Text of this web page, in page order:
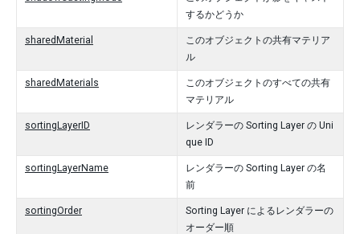
するかどうか
sharedMaterial
このオブジェクトの共有マテリア
ル
sharedMaterials
このオブジェクトのすべての共有
マテリアル
sortingLayerID
レンダラーの Sorting Layer の Uni
que ID
sortingLayerName
レンダラーの Sorting Layer の名
前
sortingOrder
Sorting Layer によるレンダラーの
オーダー順